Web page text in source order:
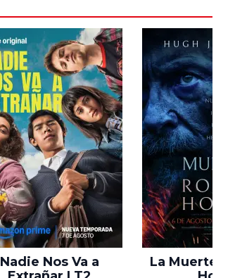
Nadie Nos Va a
La Muerte